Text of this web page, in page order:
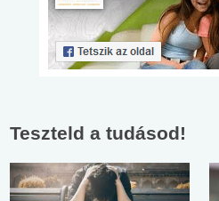
Teszteld a tudásod!